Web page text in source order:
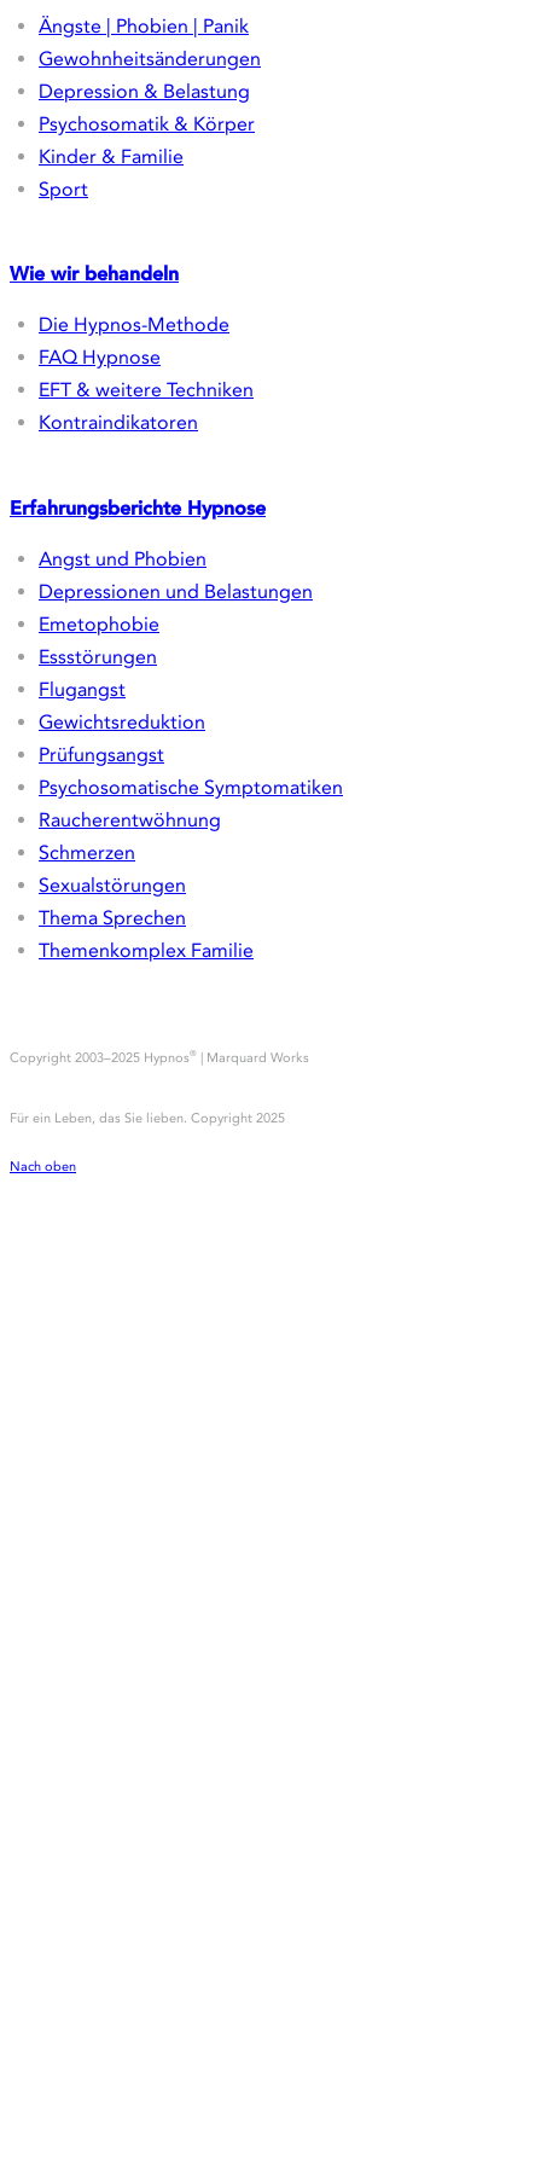
Ängste | Phobien | Panik
Gewohnheitsänderungen
Depression & Belastung
Psychosomatik & Körper
Kinder & Familie
Sport
Wie wir behandeln
Die Hypnos-Methode
FAQ Hypnose
EFT & weitere Techniken
Kontraindikatoren
ErfahrungsberichteHypnose
Angst und Phobien
Depressionen und Belastungen
Emetophobie
Essstörungen
Flugangst
Gewichtsreduktion
Prüfungsangst
Psychosomatische Symptomatiken
Raucherentwöhnung
Schmerzen
Sexualstörungen
Thema Sprechen
Themenkomplex Familie
Copyright 2003–2025 Hypnos® | Marquard Works
Für ein Leben, das Sie lieben. Copyright 2025
Nach oben